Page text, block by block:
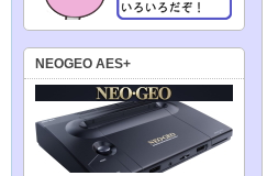
NEOGEO AES+